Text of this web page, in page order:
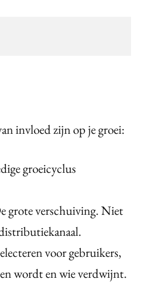
invloed zijn op je groei:
groeicyclus
grote verschuiving. Niet
voor gebruikers,
wordt en wie verdwijnt.